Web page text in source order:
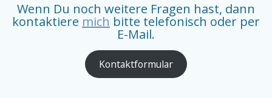
Wenn Du noch weitere Fragen hast, dann
kontaktiere mich bitte telefonisch oder per
E-Mail.
Kontaktformular